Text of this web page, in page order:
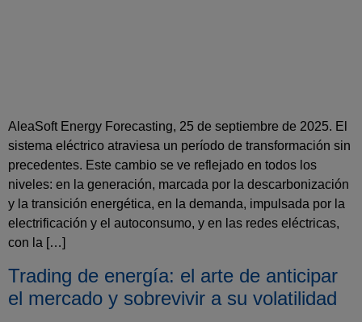
AleaSoft Energy Forecasting, 25 de septiembre de 2025. El
sistema eléctrico atraviesa un período de transformación sin
precedentes. Este cambio se ve reflejado en todos los
niveles: en la generación, marcada por la descarbonización
y la transición energética, en la demanda, impulsada por la
electrificación y el autoconsumo, y en las redes eléctricas,
con la […]
Trading de energía: el arte de anticipar
el mercado y sobrevivir a su volatilidad